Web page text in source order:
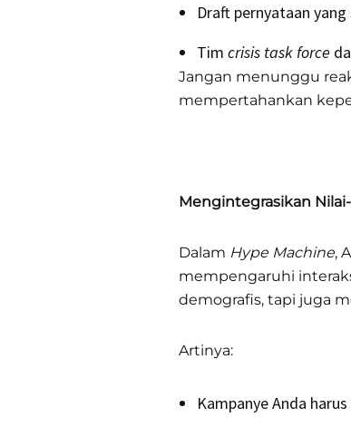
Draft pernyataan
Tim crisis task force
Jangan menunggu
mempertahankan
Mengintegrasikan
Dalam Hype Machine,
mempengaruhi
demografis, tapi juga
Artinya:
Kampanye Anda